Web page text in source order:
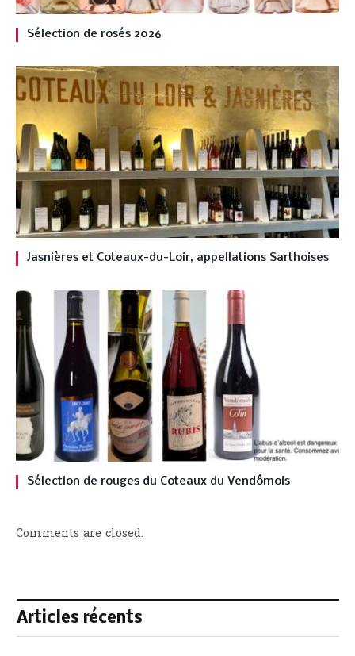
Sélection de rosés 2026
Jasnières et Coteaux-du-Loir, appellations Sarthoises
Sélection de rouges du Coteaux du Vendômois
Comments are closed.
Articles récents